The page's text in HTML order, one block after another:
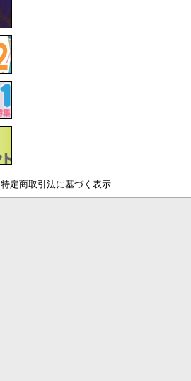
特定商取引法に基づく表示